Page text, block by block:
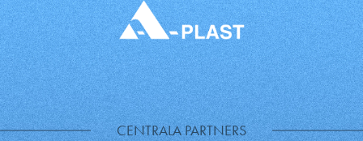
CENTRALA PARTNERS